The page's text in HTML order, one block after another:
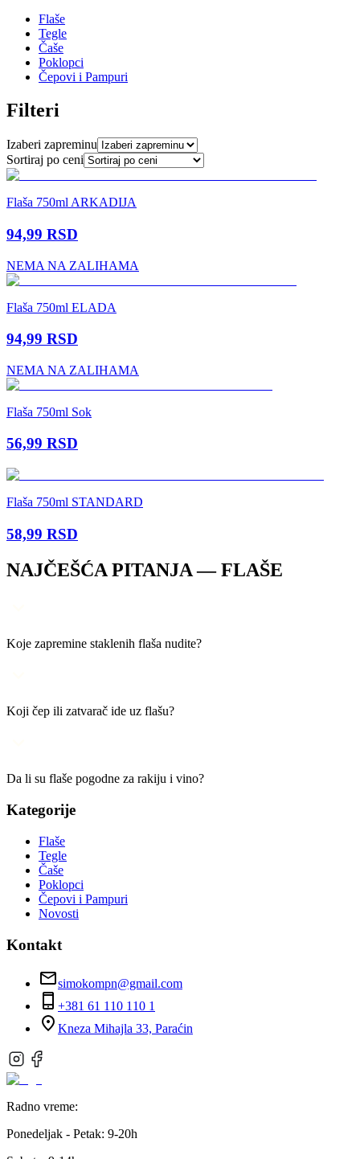
Flaše
Tegle
Čaše
Poklopci
Čepovi i Pampuri
Filteri
Izaberi zapreminu
Sortiraj po ceni
Flaša 750ml ARKADIJA
94,99 RSD
NEMA NA ZALIHAMA
Flaša 750ml ELADA
94,99 RSD
NEMA NA ZALIHAMA
Flaša 750ml Sok
56,99 RSD
Flaša 750ml STANDARD
58,99 RSD
NAJČEŠĆA PITANJA —FLAŠE
Koje zapremine staklenih flaša nudite?
Koji čep ili zatvarač ide uz flašu?
Da li su flaše pogodne za rakiju i vino?
Kategorije
Flaše
Tegle
Čaše
Poklopci
Čepovi i Pampuri
Novosti
Kontakt
simokompn@gmail.com
+381 61 110 110 1
Kneza Mihajla 33, Paraćin
Radno vreme:
Ponedeljak - Petak: 9-20h